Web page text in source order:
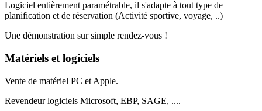
Logiciel entièrement paramétrable, il s'adapte à tout type de
planification et de réservation (Activité sportive, voyage, ..)
Une démonstration sur simple rendez-vous !
Matériels et logiciels
Vente de matériel PC et Apple.
Revendeur logiciels Microsoft, EBP, SAGE, ....